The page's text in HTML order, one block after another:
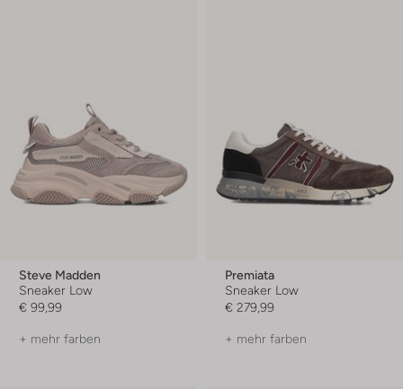
Steve Madden
Sneaker Low
€ 99,99
+ mehr farben
Premiata
Sneaker Low
€ 279,99
+ mehr farben